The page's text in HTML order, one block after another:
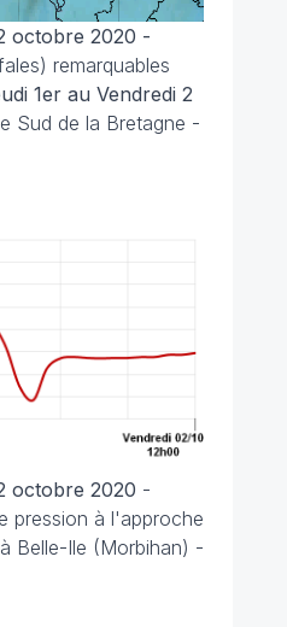
octobre 2020 -
remarquables
1er au Vendredi 2
Sud de la Bretagne -
octobre 2020 -
pression à l'approche
Belle-Ile (Morbihan) -